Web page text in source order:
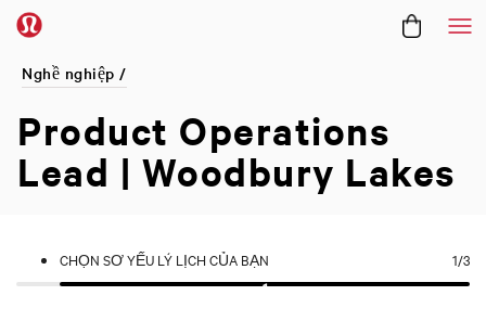
Nghề nghiệp /
Product Operations
Lead | Woodbury Lakes
CHỌN SƠ YẾU LÝ LỊCH CỦA BẠN 1/3